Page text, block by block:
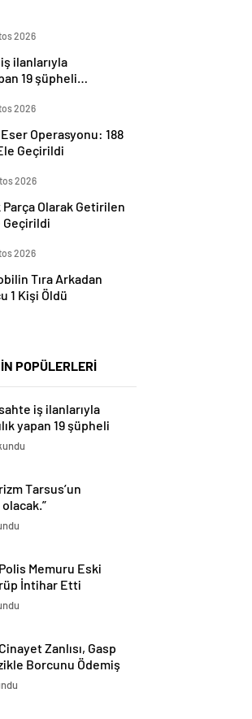
2026
ilanlarıyla
19 şüpheli
2026
Operasyonu: 188
Geçirildi
2026
Parça Olarak Getirilen
Geçirildi
2026
Tıra Arkadan
1 Kişi Öldü
POPÜLERLERİ
iş ilanlarıyla
yapan 19 şüpheli
Tarsus’un
Memuru Eski
İntihar Etti
Zanlısı, Gasp
Borcunu Ödemiş